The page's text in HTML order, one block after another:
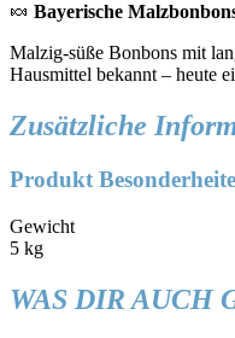
🍬 Bayerische
Malzig-süße Bonbons mit
Hausmittel bekannt – heute
Zusätzliche
Produkt
Gewicht
5 kg
WAS DIR AUCH